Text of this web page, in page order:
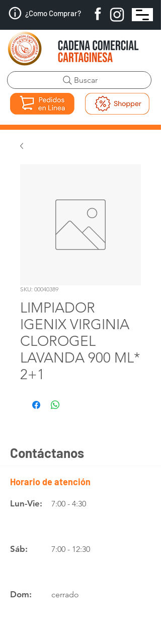
¿Como Comprar?
Buscar
SKU: 00040389
LIMPIADOR
IGENIX VIRGINIA
CLOROGEL
LAVANDA 900 ML*
2+1
Contáctanos
Horario de atención
Lun-Vie: 7:00 - 4:30
Sáb: 7:00 - 12:30
Dom: cerrado